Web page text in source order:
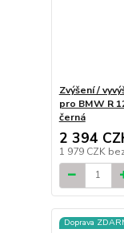
Zvýšení /
pro BMW R
černá
2 394
1 979 CZK
Doprava